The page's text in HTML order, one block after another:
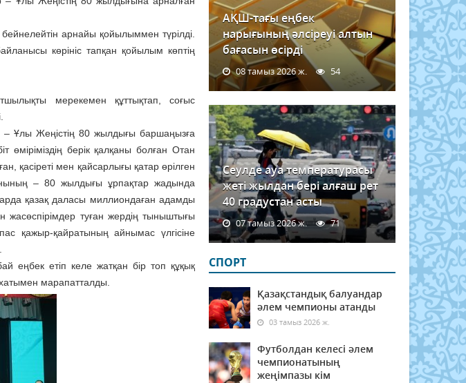
арнайы қойылыммен түрілді.
көрініс тапқан қойылым көптің
мерекемен құттықтап, соғыс
Ұлы Жеңістің 80 жылдығы баршаңызға
берік қалқаны болған Отан
қасіреті мен қайсарлығы қатар өрілген
– 80 жылдығы ұрпақтар жадында
қазақ даласы миллиондаған адамды
жасөспірімдер туған жердің тыныштығы
қажыр-қайратының айнымас үлгісіне
еңбек етіп келе жатқан бір топ құқық
марапатталды.
АҚШ-тағы еңбек
нарығының әлсіреуі алтын
бағасын өсірді
08 тамыз 2026 ж. 54
Сеулде ауа температурасы
жеті жылдан бері алғаш рет
40 градустан асты
07 тамыз 2026 ж. 71
СПОРТ
Қазақстандық балуандар
әлем чемпионы атанды
03 тамыз 2026 ж.
Футболдан келесі әлем
чемпионатының
жеңімпазы кім